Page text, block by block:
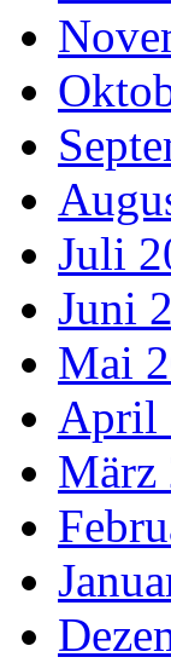
Juli
Juni
Mai
April
März